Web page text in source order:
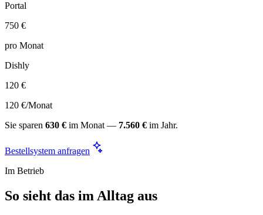
Portal
750 €
pro Monat
Dishly
120 €
120 €/Monat
Sie sparen 630 € im Monat — 7.560 € im Jahr.
Bestellsystem anfragen
Im Betrieb
So sieht das im Alltag aus